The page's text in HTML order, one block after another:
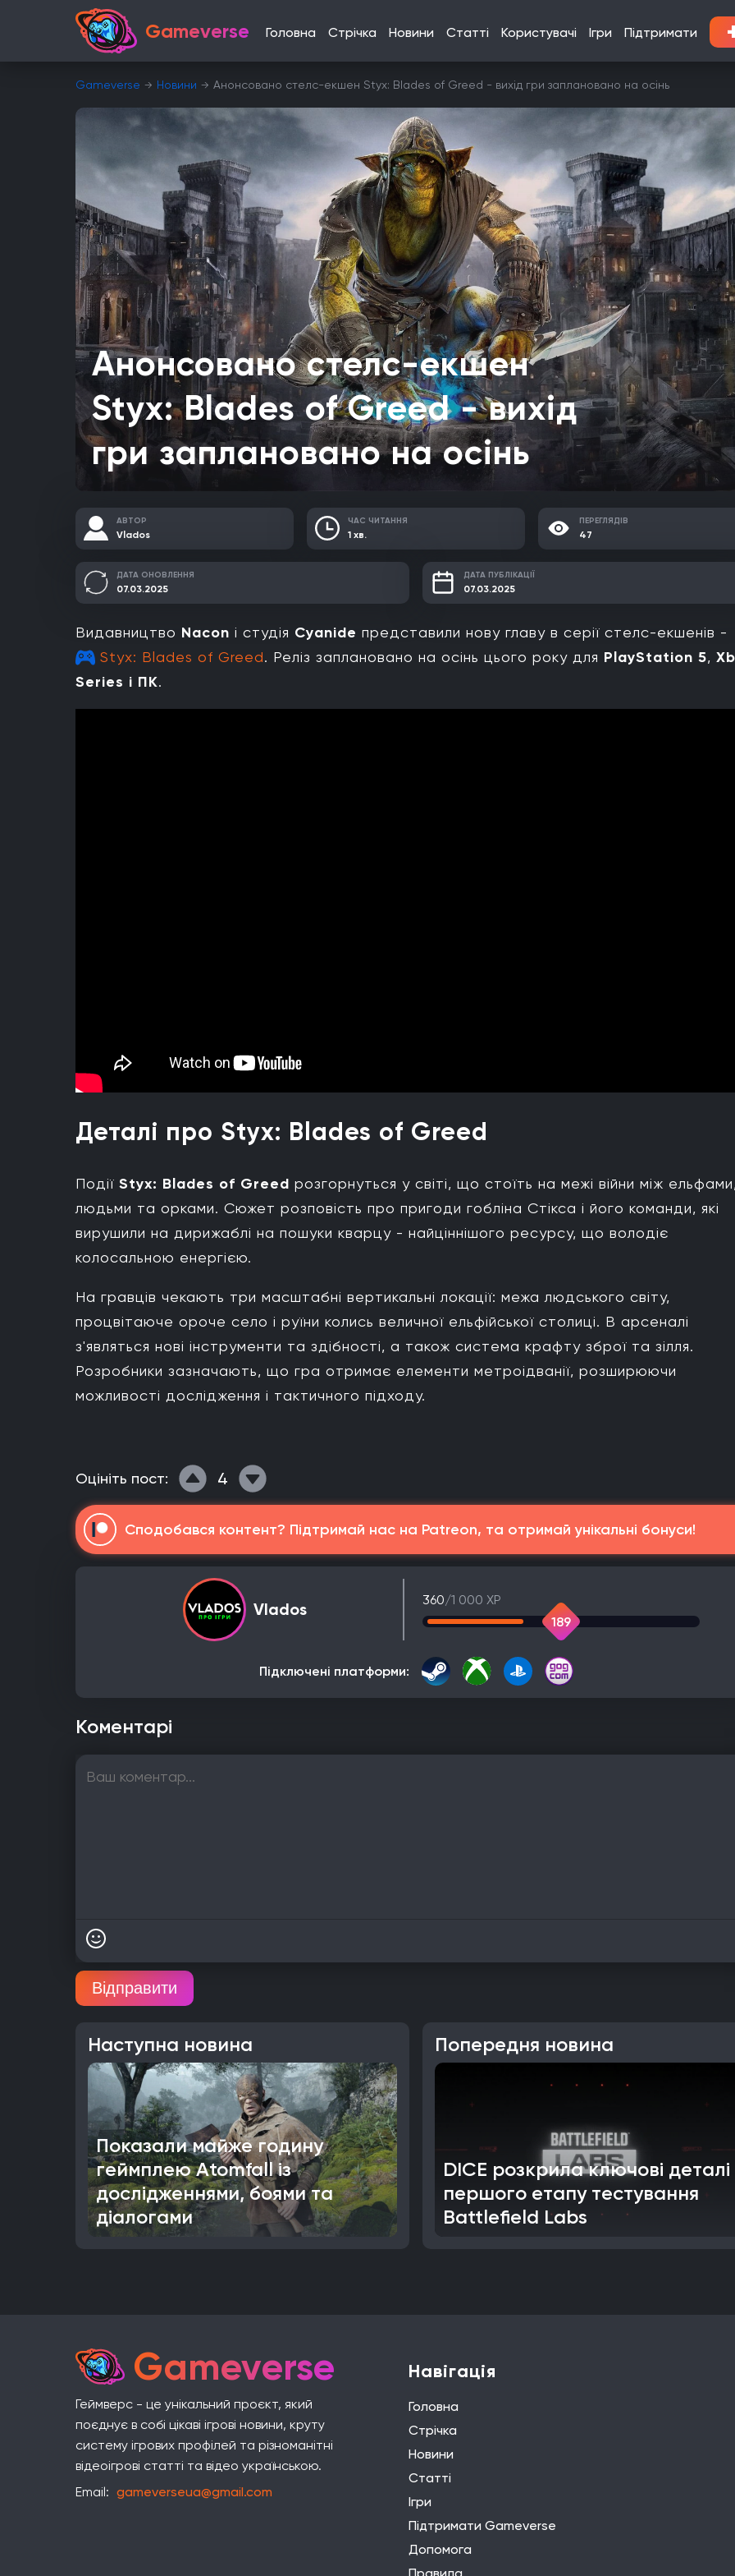
Gameverse Головна Стрічка Новини Статті Користувачі Ігри Підтримати
Gameverse Новини Анонсовано стелс-екшен Styx: Blades of Greed - вихід гри заплановано на осінь
Анонсовано стелс-екшен
Styx: Blades of Greed - вихід
гри заплановано на осінь
АВТОР
Vlados
ЧАС ЧИТАННЯ
1 хв.
ПЕРЕГЛЯДІВ
47
ДАТА ОНОВЛЕННЯ
07.03.2025
ДАТА ПУБЛІКАЦІЇ
07.03.2025
Видавництво Nacon і студія Cyanide представили нову главу в серії стелс-екшенів -
Styx: Blades of Greed. Реліз заплановано на осінь цього року для PlayStation 5,
Series і ПК.
Деталі про Styx: Blades of Greed
Події Styx: Blades of Greed розгорнуться у світі, що стоїть на межі війни між
людьми та орками. Сюжет розповість про пригоди гобліна Стікса і його команди, які
вирушили на дирижаблі на пошуки кварцу - найціннішого ресурсу, що володіє
колосальною енергією.
На гравців чекають три масштабні вертикальні локації: межа людського світу,
процвітаюче ороче село і руїни колись величної ельфійської столиці. В арсеналі
з'являться нові інструменти та здібності, а також система крафту зброї та зілля.
Розробники зазначають, що гра отримає елементи метроідванії, розширюючи
можливості дослідження і тактичного підходу.
Оцініть пост: 4
Сподобався контент? Підтримай нас на Patreon, та отримай унікальні бонуси!
Vlados 360/1 000 XP
189
Підключені платформи:
Коментарі
Відправити
Наступна новина
Показали майже годину
геймплею Atomfall із
дослідженнями, боями та
діалогами
Попередня новина
DICE розкрила ключові деталі
першого етапу тестування
Battlefield Labs
Gameverse
Геймверс - це унікальний проєкт, який
поєднує в собі цікаві ігрові новини, круту
систему ігрових профілей та різноманітні
відеоігрові статті та відео українською.
Email: gameverseua@gmail.com
Навігація
Головна
Стрічка
Новини
Статті
Ігри
Підтримати Gameverse
Допомога